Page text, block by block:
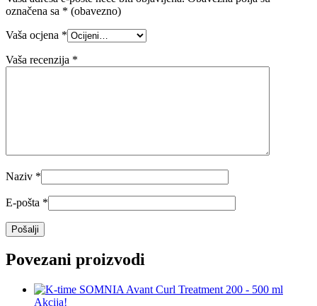
označena sa * (obavezno)
Vaša ocjena *
Vaša recenzija *
Naziv *
E-pošta *
Povezani proizvodi
Akcija!